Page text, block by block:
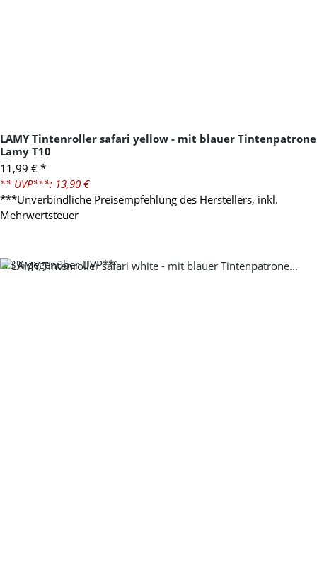
LAMY Tintenroller safari yellow - mit blauer Tintenpatrone
Lamy T10
11,99 € *
** UVP***: 13,90 €
***Unverbindliche Preisempfehlung des Herstellers, inkl.
Mehrwertsteuer
-13%gegenüber UVP**